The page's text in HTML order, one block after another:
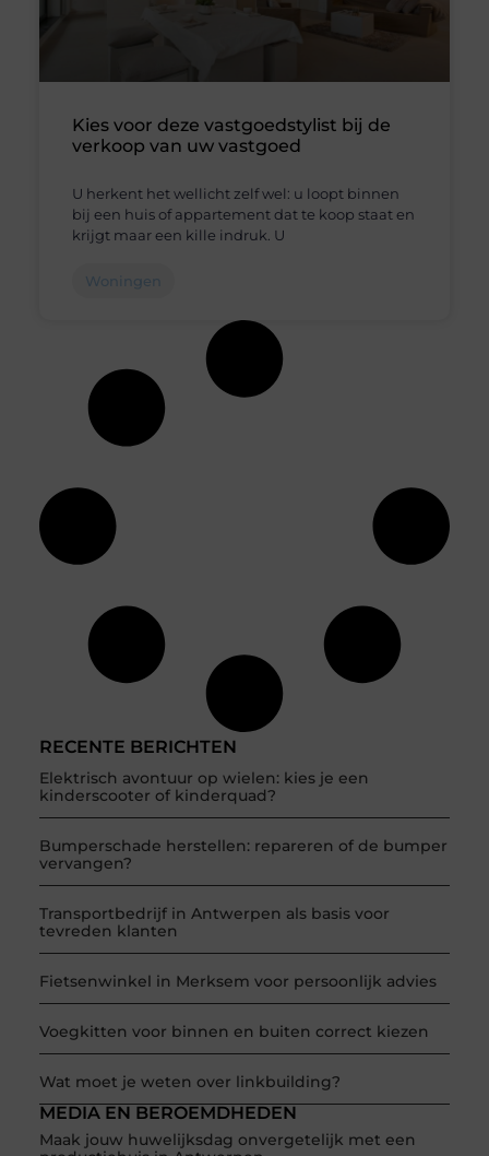
RECENTE BERICHTEN
Elektrisch avontuur op wielen: kies je een
kinderscooter of kinderquad?
Bumperschade herstellen: repareren of de bumper
vervangen?
Transportbedrijf in Antwerpen als basis voor
tevreden klanten
Fietsenwinkel in Merksem voor persoonlijk advies
Voegkitten voor binnen en buiten correct kiezen
Wat moet je weten over linkbuilding?
MEDIA EN BEROEMDHEDEN
Maak jouw huwelijksdag onvergetelijk met een
Kies voor deze vastgoedstylist bij de
verkoop van uw vastgoed
U herkent het wellicht zelf wel: u loopt binnen
bij een huis of appartement dat te koop staat en
krijgt maar een kille indruk. U
Woningen